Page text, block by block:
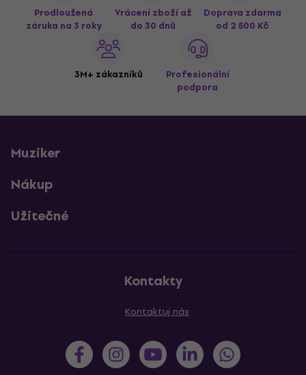
Prodloužená
záruka na 3 roky
Vrácení zboží až
do 30 dnů
Doprava zdarma
od 2 500 Kč
3M+ zákazníků
Profesionální
podpora
Muziker
Nákup
Užitečné
Kontakty
Kontaktuj nás